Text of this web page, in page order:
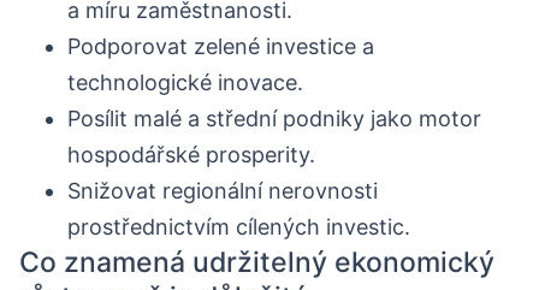
a míru zaměstnanosti.
Podporovat zelené investice a
technologické inovace.
Posílit malé a střední podniky jako motor
hospodářské prosperity.
Snižovat regionální nerovnosti
prostřednictvím cílených investic.
Co znamená udržitelný ekonomický